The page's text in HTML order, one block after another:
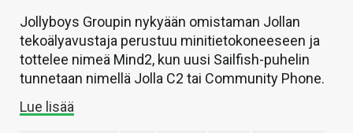
Jollyboys Groupin nykyään omistaman Jollan
tekoälyavustaja perustuu minitietokoneeseen ja
tottelee nimeä Mind2, kun uusi Sailfish-puhelin
tunnetaan nimellä Jolla C2 tai Community Phone.
Lue lisää